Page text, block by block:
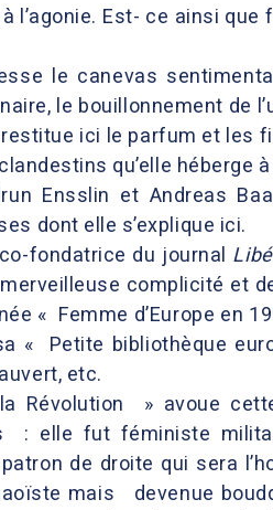
l’agonie. Est- ce ainsi
le canevas
le bouillonnement de
ici le parfum et les
qu’elle héberge
Ensslin et Andreas
dont elle s’explique ici.
fondatrice du journal
complicité et
« Femme d’Europe en
« Petite bibliothèque
etc.
Révolution » avoue
: elle fut féministe
de droite qui sera
mais devenue